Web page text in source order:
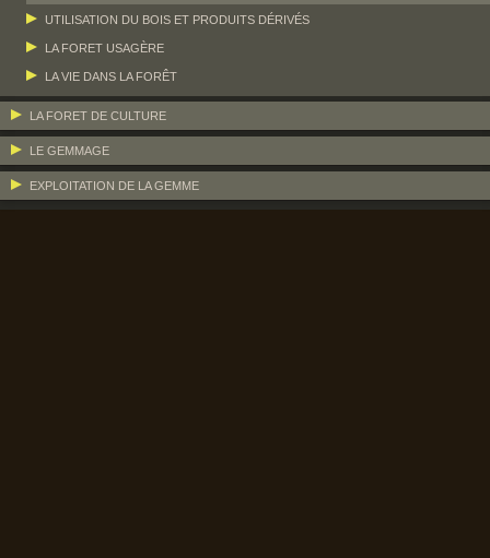
UTILISATION DU BOIS ET PRODUITS DÉRIVÉS
LA FORET USAGÈRE
LA VIE DANS LA FORÊT
LA FORET DE CULTURE
LE GEMMAGE
EXPLOITATION DE LA GEMME